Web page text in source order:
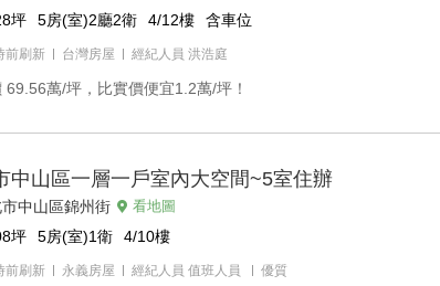
坪 5房(室)2廳2衛 4/12樓 含車位
前刷新 台灣房屋 經紀人員 洪浩庭
69.56萬/坪，比實價便宜1.2萬/坪！
中山區一層一戶室內大空間~5室住辦
中山區錦州街 看地圖
坪 5房(室)1衛 4/10樓
前刷新 永義房屋 經紀人員 值班人員 優質